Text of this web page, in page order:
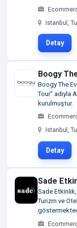
Istanbul,
Detay
Boogy
Boogy The
Tour” adıyla
kurulmuştur.
Istanbul,
Detay
Sade
Sade
Turizm ve